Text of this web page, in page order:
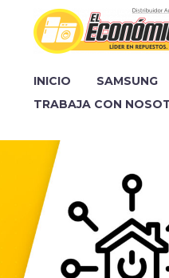
INICIO SAMSUNG
TRABAJA CON